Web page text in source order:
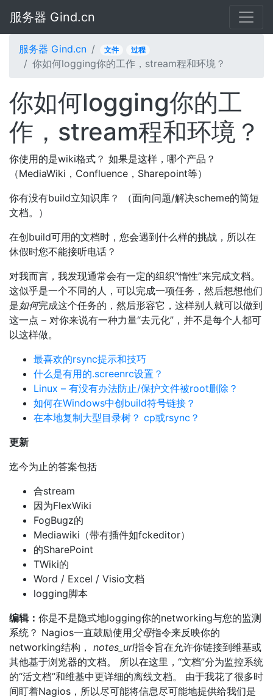
服务器 Gind.cn
服务器 Gind.cn 文件 过程
你如何logging你的工作，stream程和环境？
你如何logging你的工
作，stream程和环境？
你使用的是wiki格式？ 如果是这样，哪个产品？
（MediaWiki，Confluence，Sharepoint等）
你有没有build立知识库？ （面向问题/解决scheme的简短
文档。）
在创build可用的文档时，您会遇到什么样的挑战，所以在
休假时您不能接听电话？
对我而言，我发现通常会有一定的组织“惰性”来完成文档。
这似乎是一个不同的人，可以完成一项任务，然后想想他们
是如何完成这个任务的，然后形容它，这样别人就可以做到
这一点 – 对你来说有一种力量“去元化”，并不是每个人都可
以这样做。
最喜欢的rsync提示和技巧
什么是有用的.screenrc设置？
Linux – 有没有办法防止/保护文件被root删除？
如何在Windows中创build符号链接？
在本地复制大型目录树？ cp或rsync？
更新
迄今为止的答案包括
合stream
因为FlexWiki
FogBugz的
Mediawiki（带有插件如fckeditor）
的SharePoint
TWiki的
Word / Excel / Visio文档
logging脚本
编辑： 你是不是隐式地logging你的networking与您的监测
系统？ Nagios一直鼓励使用父母指令来反映你的
networking结构， notes_url指令旨在允许你链接到维基或
其他基于浏览器的文档。 所以在这里，“文档”分为监控系统
的“活文档”和维基中更详细的离线文档。 由于我花了很多时
间盯着Nagios，所以尽可能将信息尽可能地提供给我们是